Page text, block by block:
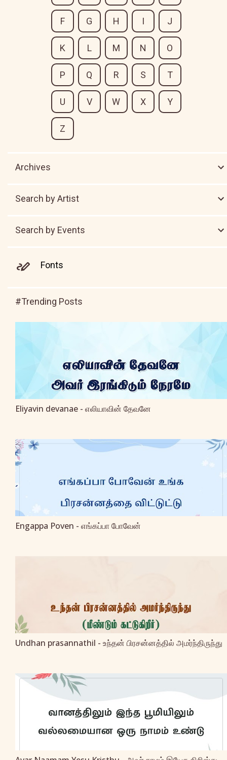
F G H I J
K L M N O
P Q R S T
U V W X Y
Z
Archives
Search by Artist
Search by Events
Fonts
#Trending Posts
Eliyavin devanae - எலியாவின் தேவனே
Engappa Poven - எங்கப்பா போவேன்
Undhan prasannathil - உந்தன் பிரசன்னத்தில் அமர்ந்திருந்து